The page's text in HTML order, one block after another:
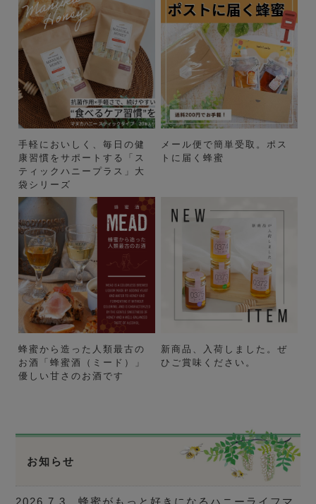
手軽においしく、毎日の健
康習慣をサポートする「ス
ティックハニープラス」大
袋シリーズ
メール便で簡単受取。ポス
トに届く蜂蜜
蜂蜜から造った人類最古の
お酒「蜂蜜酒（ミード）」
優しい甘さのお酒です
新商品、入荷しました。ぜ
ひご賞味ください。
お知らせ